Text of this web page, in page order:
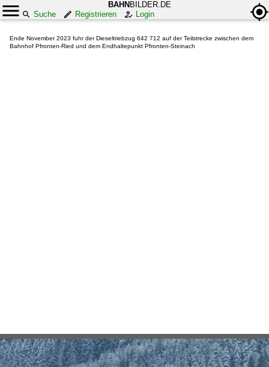
BAHN BILDER.DE
Suche
Registrieren Login
Ende November 2023 fuhr der Dieseltriebzug 642 712 auf der Teilstrecke zwischen dem
Bahnhof Pfronten-Ried und dem Endhaltepunkt Pfronten-Steinach